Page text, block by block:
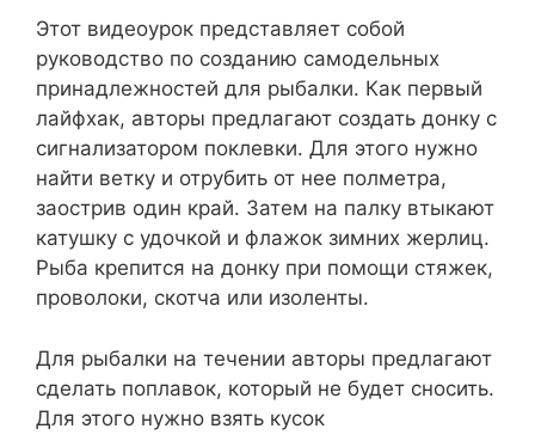
Этот видеоурок представляет собой
руководство по созданию самодельных
принадлежностей для рыбалки. Как первый
лайфхак, авторы предлагают создать донку с
сигнализатором поклевки. Для этого нужно
найти ветку и отрубить от нее полметра,
заострив один край. Затем на палку втыкают
катушку с удочкой и флажок зимних жерлиц.
Рыба крепится на донку при помощи стяжек,
проволоки, скотча или изоленты.
Для рыбалки на течении авторы предлагают
сделать поплавок, который не будет сносить.
Для этого нужно взять кусок